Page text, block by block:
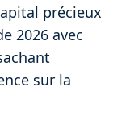
précieux
2026 avec
sur la